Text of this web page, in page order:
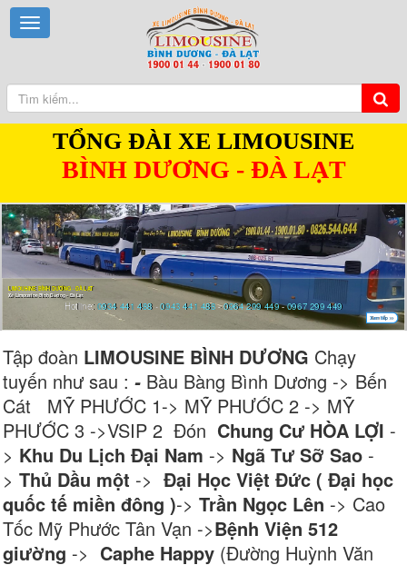
TỔNG ĐÀI XE LIMOUSINE
BÌNH DƯƠNG - ĐÀ LẠT
LIMOUSINE BÌNH DƯƠNG - ĐÀ LẠT
Xe Limousine Bình Dương - Đà Lạt
Hotline: 0934 441 488-0943 441 488-0964 299 449-0967 299 449
Xem tiếp >>
Tập đoàn LIMOUSINE BÌNH DƯƠNG Chạy
tuyến như sau : - Bàu Bàng Bình Dương -> Bến
Cát MỸ PHƯỚC 1-> MỸ PHƯỚC 2 -> MỸ
PHƯỚC 3 ->VSIP 2 Đón Chung Cư HÒA LỢI -
> Khu Du Lịch Đại Nam -> Ngã Tư Sỡ Sao -
>Thủ Dầu một ->Đại Học Việt Đức ( Đại học
quốc tế miền đông )->Trần Ngọc Lên -> Cao
Tốc Mỹ Phước Tân Vạn ->Bệnh Viện 512
giường -> Caphe Happy (Đường Huỳnh Văn